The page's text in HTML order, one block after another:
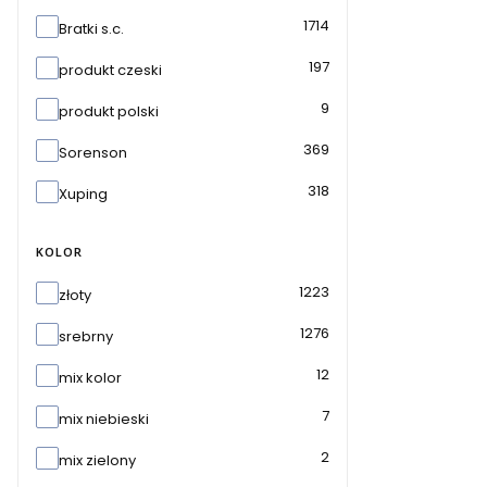
Marka
Bratki s.c. 1714
produkt czeski 197
produkt polski 9
Sorenson 369
Xuping 318
KOLOR
Kolorzłoty 1223
srebrny 1276
mix kolor 12
mix niebieski 7
mix zielony 2